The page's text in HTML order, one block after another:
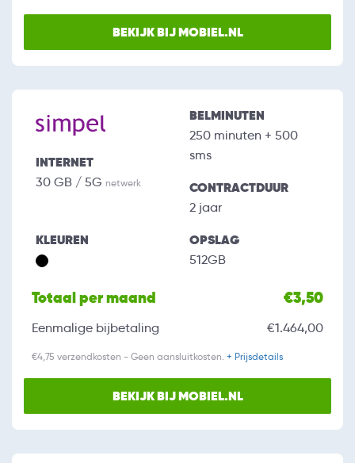
BEKIJK BIJ MOBIEL.NL
INTERNET
30 GB / 5G netwerk
BELMINUTEN
250 minuten + 500
sms
CONTRACTDUUR
2 jaar
KLEUREN OPSLAG
512GB
Totaal per maand €3,50
Eenmalige bijbetaling €1.464,00
€4,75 verzendkosten - Geen aansluitkosten. + Prijsdetails
BEKIJK BIJ MOBIEL.NL